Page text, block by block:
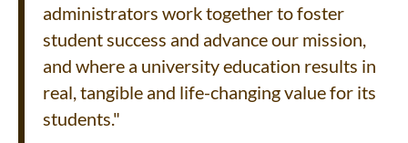
administrators work together to foster
student success and advance our mission,
and where a university education results in
real, tangible and life-changing value for its
students."